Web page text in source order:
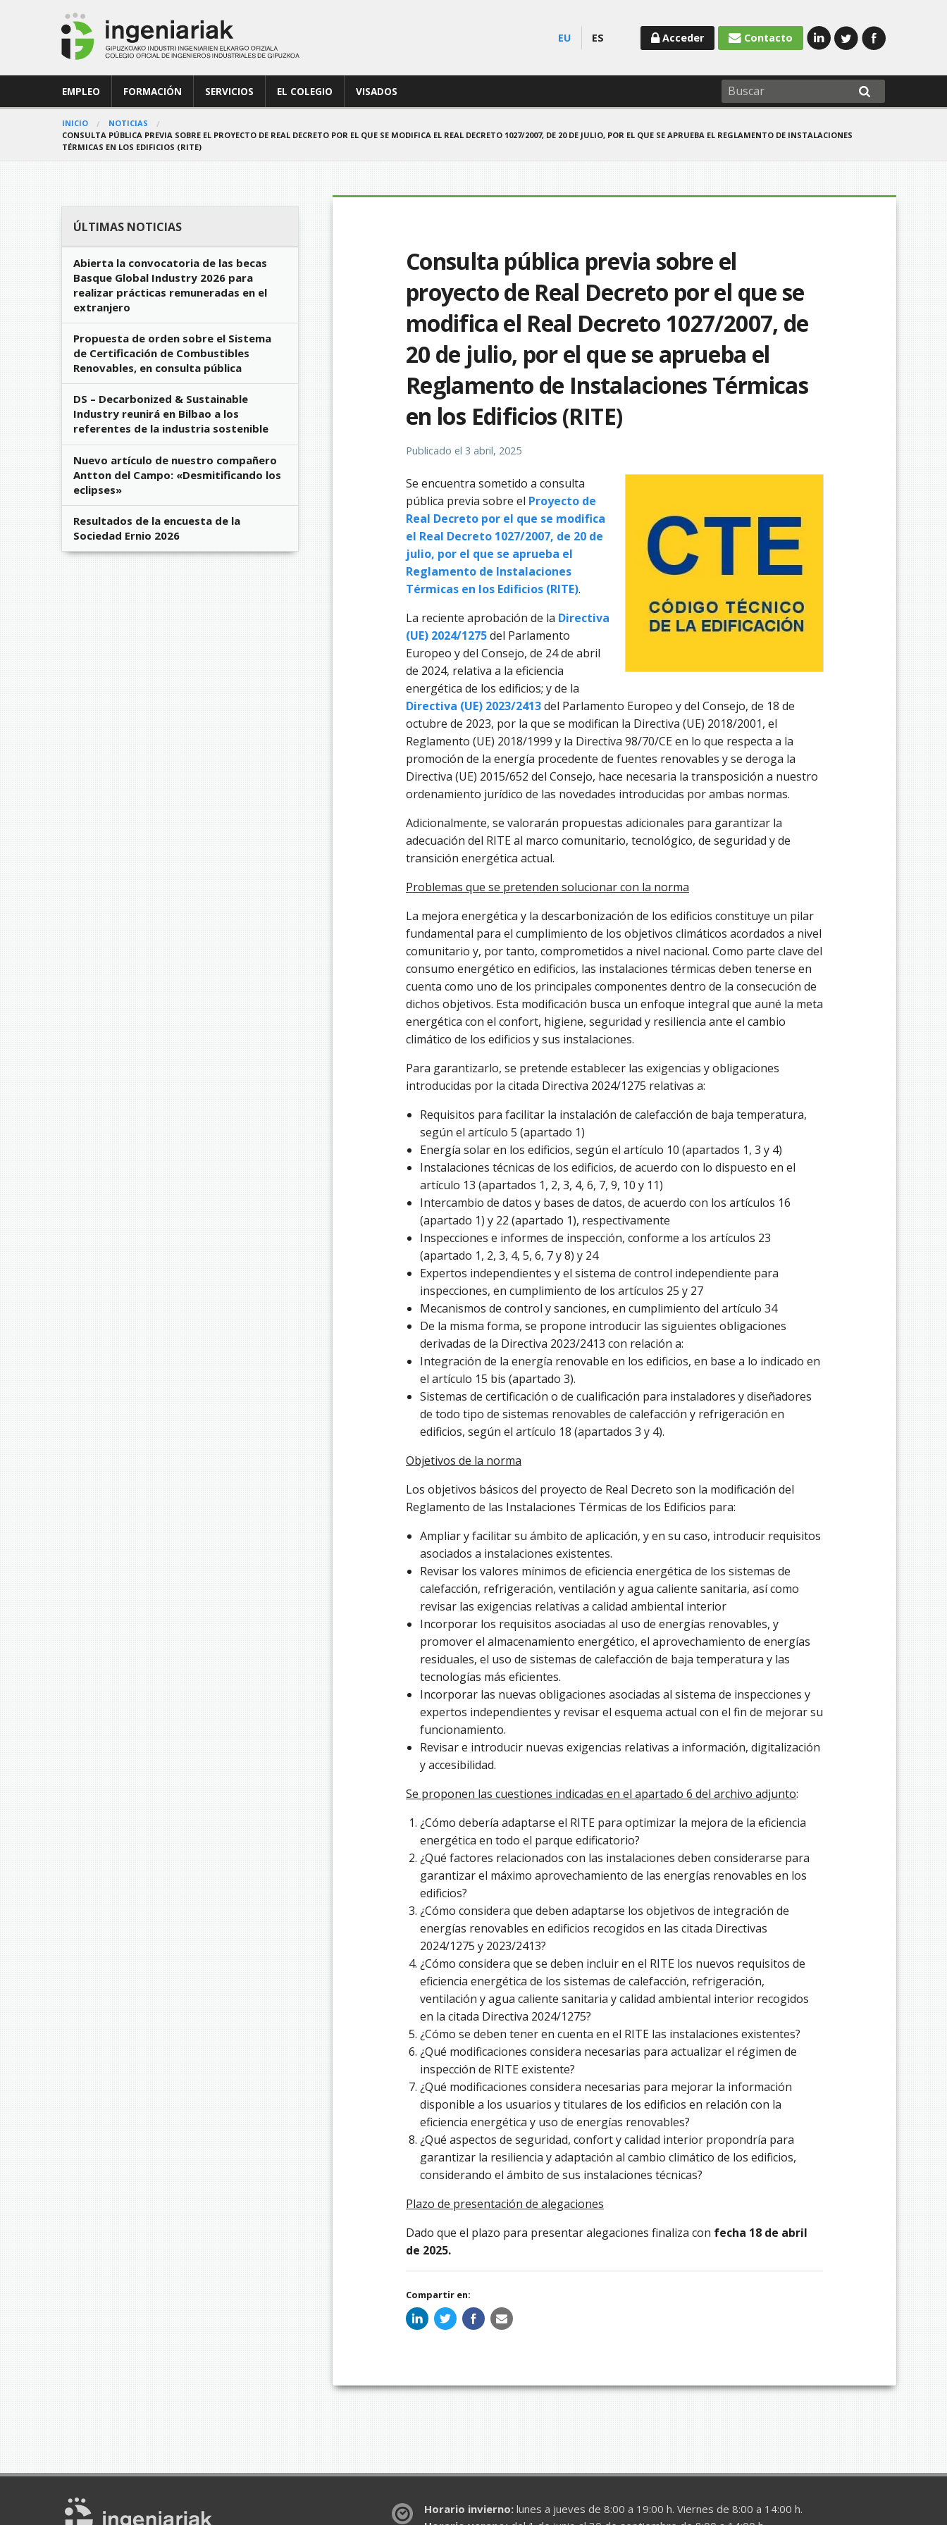
EU ES Contacto
Acceder
EMPLEO FORMACIÓN SERVICIOS EL COLEGIO VISADOS
INICIO
NOTICIAS
CONSULTA PÚBLICA PREVIA SOBRE EL PROYECTO DE REAL DECRETO POR EL QUE SE MODIFICA EL REAL DECRETO 1027/2007, DE 20 DE JULIO, POR EL QUE SE APRUEBA EL REGLAMENTO DE INSTALACIONES
TÉRMICAS EN LOS EDIFICIOS (RITE)
Consulta pública previa sobre el
proyecto de Real Decreto por el que se
modifica el Real Decreto 1027/2007, de
20 de julio, por el que se aprueba el
Reglamento de Instalaciones Térmicas
en los Edificios (RITE)
Publicado el 3 abril, 2025
Se encuentra sometido a consulta
pública previa sobre el Proyecto de
Real Decreto por el que se modifica
el Real Decreto 1027/2007, de 20 de
julio, por el que se aprueba el
Reglamento de Instalaciones
Térmicas en los Edificios (RITE).
La reciente aprobación de la Directiva
(UE) 2024/1275del Parlamento
Europeo y del Consejo, de 24 de abril
de 2024, relativa a la eficiencia
energética de los edificios; y de la
Directiva (UE) 2023/2413del Parlamento Europeo y del Consejo, de 18 de
octubre de 2023, por la que se modifican la Directiva (UE) 2018/2001, el
Reglamento (UE) 2018/1999 y la Directiva 98/70/CE en lo que respecta a la
promoción de la energía procedente de fuentes renovables y se deroga la
Directiva (UE) 2015/652 del Consejo, hace necesaria la transposición a nuestro
ordenamiento jurídico de las novedades introducidas por ambas normas.
Adicionalmente, se valorarán propuestas adicionales para garantizar la
adecuación del RITE al marco comunitario, tecnológico, de seguridad y de
transición energética actual.
Problemas que se pretenden solucionar con la norma
La mejora energética y la descarbonización de los edificios constituye un pilar
fundamental para el cumplimiento de los objetivos climáticos acordados a nivel
comunitario y, por tanto, comprometidos a nivel nacional. Como parte clave del
consumo energético en edificios, las instalaciones térmicas deben tenerse en
cuenta como uno de los principales componentes dentro de la consecución de
dichos objetivos. Esta modificación busca un enfoque integral que auné la meta
energética con el confort, higiene, seguridad y resiliencia ante el cambio
climático de los edificios y sus instalaciones.
Para garantizarlo, se pretende establecer las exigencias y obligaciones
introducidas por la citada Directiva 2024/1275 relativas a:
Requisitos para facilitar la instalación de calefacción de baja temperatura,
según el artículo 5 (apartado 1)
Energía solar en los edificios, según el artículo 10 (apartados 1, 3 y 4)
Instalaciones técnicas de los edificios, de acuerdo con lo dispuesto en el
artículo 13 (apartados 1, 2, 3, 4, 6, 7, 9, 10 y 11)
Intercambio de datos y bases de datos, de acuerdo con los artículos 16
(apartado 1) y 22 (apartado 1), respectivamente
Inspecciones e informes de inspección, conforme a los artículos 23
(apartado 1, 2, 3, 4, 5, 6, 7 y 8) y 24
Expertos independientes y el sistema de control independiente para
inspecciones, en cumplimiento de los artículos 25 y 27
Mecanismos de control y sanciones, en cumplimiento del artículo 34
De la misma forma, se propone introducir las siguientes obligaciones
derivadas de la Directiva 2023/2413 con relación a:
Integración de la energía renovable en los edificios, en base a lo indicado en
el artículo 15 bis (apartado 3).
Sistemas de certificación o de cualificación para instaladores y diseñadores
de todo tipo de sistemas renovables de calefacción y refrigeración en
edificios, según el artículo 18 (apartados 3 y 4).
Objetivos de la norma
Los objetivos básicos del proyecto de Real Decreto son la modificación del
Reglamento de las Instalaciones Térmicas de los Edificios para:
Ampliar y facilitar su ámbito de aplicación, y en su caso, introducir requisitos
asociados a instalaciones existentes.
Revisar los valores mínimos de eficiencia energética de los sistemas de
calefacción, refrigeración, ventilación y agua caliente sanitaria, así como
revisar las exigencias relativas a calidad ambiental interior
Incorporar los requisitos asociadas al uso de energías renovables, y
promover el almacenamiento energético, el aprovechamiento de energías
residuales, el uso de sistemas de calefacción de baja temperatura y las
tecnologías más eficientes.
Incorporar las nuevas obligaciones asociadas al sistema de inspecciones y
expertos independientes y revisar el esquema actual con el fin de mejorar su
funcionamiento.
Revisar e introducir nuevas exigencias relativas a información, digitalización
y accesibilidad.
Se proponen las cuestiones indicadas en el apartado 6 del archivo adjunto:
¿Cómo debería adaptarse el RITE para optimizar la mejora de la eficiencia
energética en todo el parque edificatorio?
¿Qué factores relacionados con las instalaciones deben considerarse para
garantizar el máximo aprovechamiento de las energías renovables en los
edificios?
¿Cómo considera que deben adaptarse los objetivos de integración de
energías renovables en edificios recogidos en las citada Directivas
2024/1275 y 2023/2413?
¿Cómo considera que se deben incluir en el RITE los nuevos requisitos de
eficiencia energética de los sistemas de calefacción, refrigeración,
ventilación y agua caliente sanitaria y calidad ambiental interior recogidos
en la citada Directiva 2024/1275?
¿Cómo se deben tener en cuenta en el RITE las instalaciones existentes?
¿Qué modificaciones considera necesarias para actualizar el régimen de
inspección de RITE existente?
¿Qué modificaciones considera necesarias para mejorar la información
disponible a los usuarios y titulares de los edificios en relación con la
eficiencia energética y uso de energías renovables?
¿Qué aspectos de seguridad, confort y calidad interior propondría para
garantizar la resiliencia y adaptación al cambio climático de los edificios,
considerando el ámbito de sus instalaciones técnicas?
Plazo de presentación de alegaciones
Dado que el plazo para presentar alegaciones finaliza con fecha 18 de abril
de 2025.
Compartir en:
ÚLTIMAS NOTICIAS
Abierta la convocatoria de las becas
Basque Global Industry 2026 para
realizar prácticas remuneradas en el
extranjero
Propuesta de orden sobre el Sistema
de Certificación de Combustibles
Renovables, en consulta pública
DS – Decarbonized & Sustainable
Industry reunirá en Bilbao a los
referentes de la industria sostenible
Nuevo artículo de nuestro compañero
Antton del Campo: «Desmitificando los
eclipses»
Resultados de la encuesta de la
Sociedad Ernio 2026
Horario invierno:lunes a jueves de 8:00 a 19:00 h. Viernes de 8:00 a 14:00 h.